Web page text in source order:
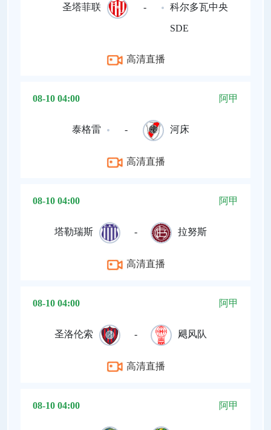
圣塔菲联 - 科尔多瓦中央
SDE
高清直播
08-10 04:00 阿甲
泰格雷 - 河床
高清直播
08-10 04:00 阿甲
塔勒瑞斯 - 拉努斯
高清直播
08-10 04:00 阿甲
圣洛伦索 - 飓风队
高清直播
08-10 04:00 阿甲